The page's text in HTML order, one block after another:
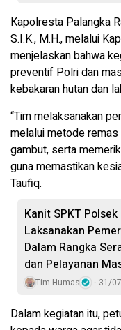
Kapolresta Palangka
S.I.K., M.H., melalui
menjelaskan bahwa
preventif Polri dan
kebakaran hutan dan
“Tim melaksanakan
melalui metode remas
gambut, serta
guna memastikan
Taufiq.
Kanit SPKT
Laksanakan
Dalam Rangka
dan Pelayanan
Tim Humas 31/
Dalam kegiatan itu,